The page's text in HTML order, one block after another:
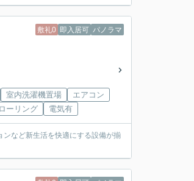
敷礼0 即入居可 パノラマ
室内洗濯機置場
エアコン
ーリング 電気有
など新生活を快適にする設備が揃